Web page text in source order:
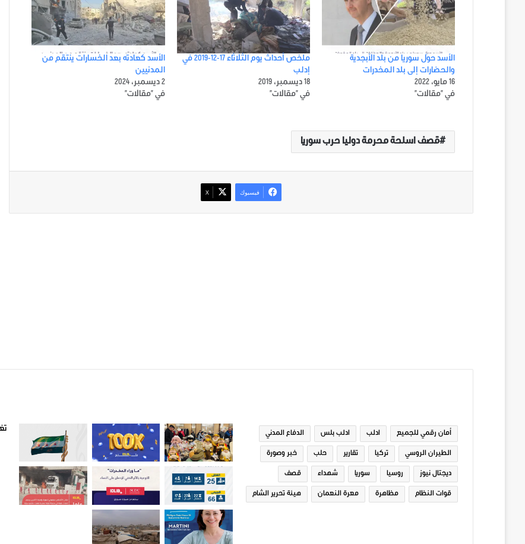
الأسد حوّل سوريا من بلد الأبجدية
والحضارات إلى بلد المخدرات
16 مايو، 2022
في "مقالات"
ملخص أحداث يوم الثلاثاء 17-12-2019 في
إدلب
18 ديسمبر، 2019
في "مقالات"
الأسد كعادته بعد الخسارات ينتقم من
المدنيين
2 ديسمبر، 2024
في "مقالات"
قصف اسلحة محرمة دوليا حرب سوريا
فيسبوك ‫X
أمان رقمي للجميع ادلب ادلب بلس الدفاع المدني
الطيران الروسي تركيا تقارير حلب خبر وصورة
ديجتال نيوز روسيا سوريا شهداء قصف
قوات النظام مظاهرة معرة النعمان هيئة تحرير الشام